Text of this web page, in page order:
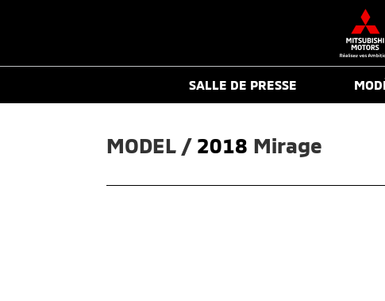
SALLE DE PRESSE
MODEL / 2018 Mirage